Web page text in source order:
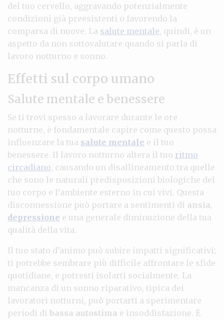
del tuo cervello, aggravando potenzialmente
condizioni già preesistenti o favorendo la
comparsa di nuove. La salute mentale, quindi, è un
aspetto da non sottovalutare quando si parla di
lavoro notturno e sonno.
Effetti sul corpo umano
Salute mentale e benessere
Se ti trovi spesso a lavorare durante le ore
notturne, è fondamentale capire come questo possa
influenzare la tua salute mentale e il tuo
benessere. Il lavoro notturno altera il tuo ritmo
circadiano, causando un disallineamento tra quelle
che sono le naturali predisposizioni biologiche del
tuo corpo e l’ambiente esterno in cui vivi. Questa
disconnessione può portare a sentimenti di ansia,
depressione e una generale diminuzione della tua
qualità della vita.
Il tuo stato d’animo può subire impatti significativi;
ti potrebbe sembrare più difficile affrontare le sfide
quotidiane, e potresti isolarti socialmente. La
mancanza di un sonno riparativo, tipica dei
lavoratori notturni, può portarti a sperimentare
periodi di bassa autostima e insoddisfazione. È